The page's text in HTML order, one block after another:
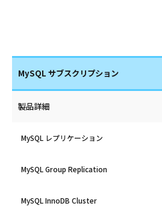
MySQL サブスクリプション
製品詳細
MySQL レプリケーション
MySQL Group Replication
MySQL InnoDB Cluster